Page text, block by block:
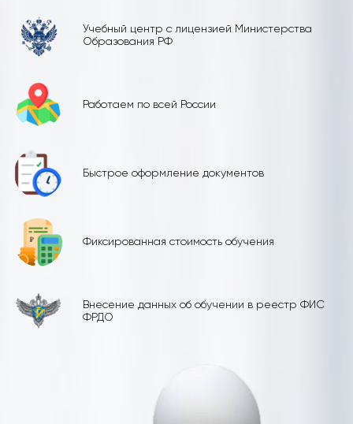
Учебный центр с лицензией Министерства
Образования РФ
Работаем по всей России
Быстрое оформление документов
Фиксированная стоимость обучения
Внесение данных об обучении в реестр ФИС
ФРДО